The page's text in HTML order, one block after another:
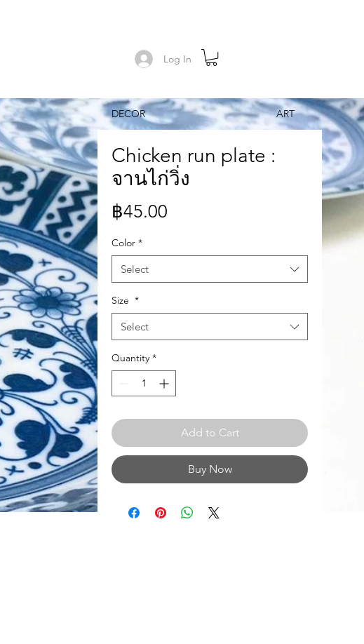
Log In
DECOR ART
Chicken run plate :
จานไก่วิ่ง
฿45.00
Color *
Select
Size *
Select
Quantity *
Add to Cart
Buy Now